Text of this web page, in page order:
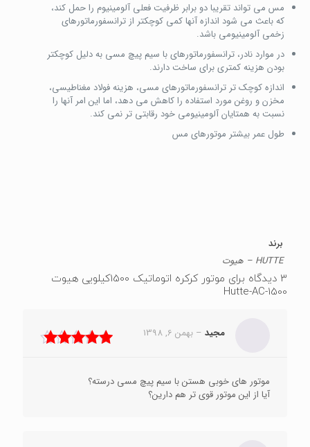
مس می تواند تقریبا دو برابر ظرفیت فعلی آلومینیوم را حمل کند،
که باعث می شود اندازه آنها کمی کوچکتر از ترانسفورماتورهای
زخمی آلومینیومی باشد.
در موارد نادر، ترانسفورماتورهای با سیم پیچ مسی به دلیل کوچکتر
بودن هزینه کمتری برای ساخت دارند.
اندازه کوچک تر ترانسفورماتورهای مسی، هزینه فولاد مغناطیسی،
مخزن و روغن مورد استفاده را کاهش می دهد، اما این امر آنها را
نسبت به همتایان آلومینیومی خود رقابتی تر نمی کند.
طول عمر بیشتر موتورهای مس
برند
HUTTE – هیوت
3 دیدگاه برای
موتور کرکره اتوماتیک 1500کیلویی هیوت
Hutte-AC-1500
مجید – بهمن 6, 1398
موتور های خوبی هستن با سیم پیچ مسی درسته؟
آیا از این موتور قوی تر هم دارین؟